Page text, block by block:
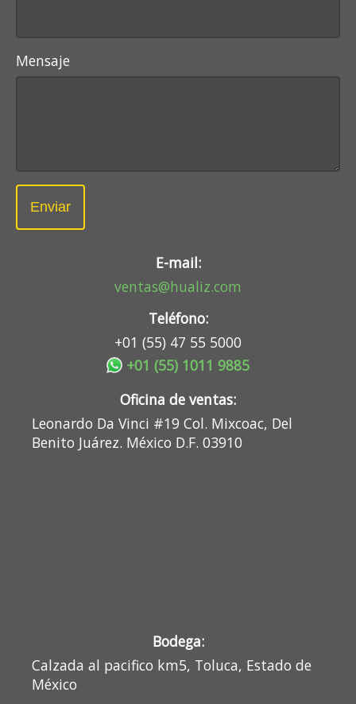
Mensaje
Enviar
E-mail:
ventas@hualiz.com
Teléfono:
+01 (55) 47 55 5000
+01 (55) 1011 9885
Oficina de ventas:
Leonardo Da Vinci #19 Col. Mixcoac, Del
Benito Juárez. México D.F. 03910
Bodega:
Calzada al pacifico km5, Toluca, Estado de
México